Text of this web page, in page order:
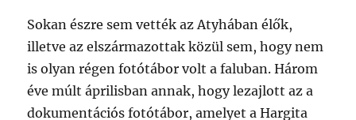
Sokan észre sem vették az Atyhában élők,
illetve az elszármazottak közül sem, hogy nem
is olyan régen fotótábor volt a faluban. Három
éve múlt áprilisban annak, hogy lezajlott az a
dokumentációs fotótábor, amelyet a Hargita